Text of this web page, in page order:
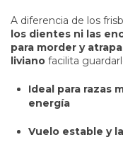
A diferencia de los
los dientes ni las
para morder y
liviano facilita
Ideal para razas
energía
Vuelo estable y